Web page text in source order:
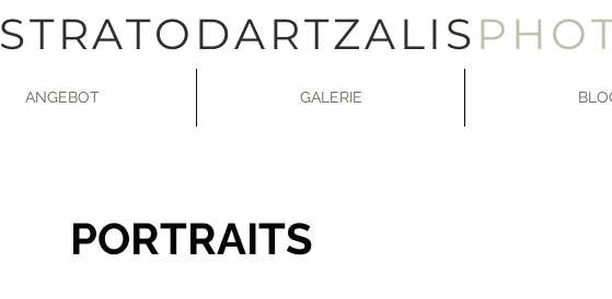
STRATODARTZALIS
ANGEBOT GALERIE
PORTRAITS